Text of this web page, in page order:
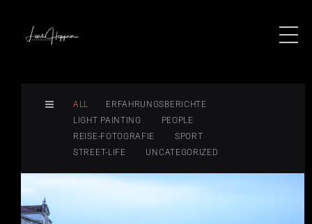
ALL
ERFAHRUNGSBERICHTE
LIGHT PAINTING
PEOPLE
REISE-FOTOGRAFIE
SPORT
STREET-LIFE
UNCATEGORIZED